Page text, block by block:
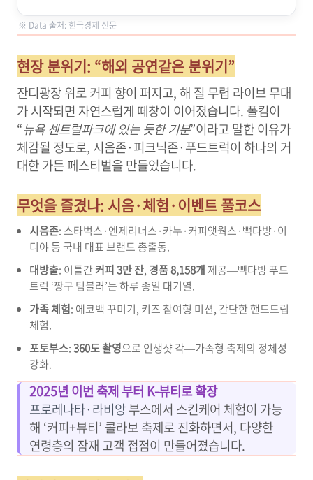
※ Data 출처: 힌국경제 신문
현장 분위기: “해외 공연같은 분위기”
잔디광장 위로 커피 향이 퍼지고, 해 질 무렵 라이브 무대
가 시작되면 자연스럽게 떼창이 이어졌습니다. 폴킴이
“뉴욕 센트럴파크에 있는 듯한 기분”이라고 말한 이유가
체감될 정도로, 시음존·피크닉존·푸드트럭이 하나의 거
대한 가든 페스티벌을 만들었습니다.
무엇을 즐겼나: 시음·체험·이벤트 풀코스
시음존: 스타벅스·엔제리너스·카누·커피앳웍스·빽다방·이
디야 등 국내 대표 브랜드 총출동.
대방출: 이틀간커피 3만 잔, 경품 8,158개 제공—빽다방 푸드
트럭 ‘짱구 텀블러’는 하루 종일 대기열.
가족 체험: 에코백 꾸미기, 키즈 참여형 미션, 간단한 핸드드립
체험.
포토부스:360도 촬영으로 인생샷 각—가족형 축제의 정체성
강화.
2025년 이번 축제 부터 K-뷰티로 확장
프로레나타·라비앙부스에서 스킨케어 체험이 가능
해 ‘커피+뷰티’ 콜라보 축제로 진화하면서, 다양한
연령층의 잠재 고객 접점이 만들어졌습니다.